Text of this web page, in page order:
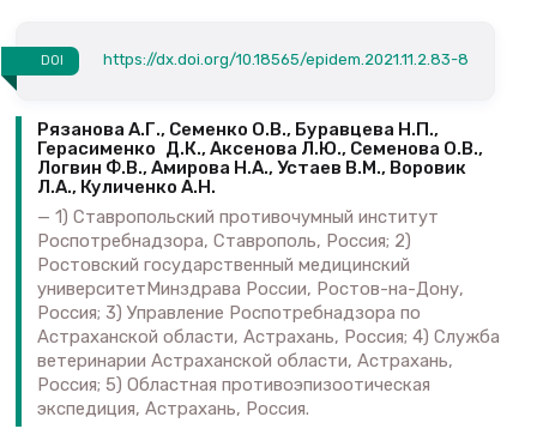
DOI https://dx.doi.org/10.18565/epidem.2021.11.2.83-8
Рязанова А.Г., Семенко О.В., Буравцева Н.П.,
Гераси­менко Д.К., Аксенова Л.Ю., Семенова О.В.,
Логвин Ф.В., Амирова Н.А., Устаев В.М., Воровик
Л.А., Куличенко А.Н.
1) Ставропольский противочумный институт
Роспотребнадзора, Ставрополь, Россия; 2)
Ростовский государственный медицинский
университетМинздрава России, Ростов-на-Дону,
Россия; 3) Управление Роспотребнадзора по
Астраханской области, Астрахань, Россия; 4) Служба
ветеринарии Астраханской области, Астрахань,
Россия; 5) Областная противоэпизоотическая
экспедиция, Астрахань, Россия.